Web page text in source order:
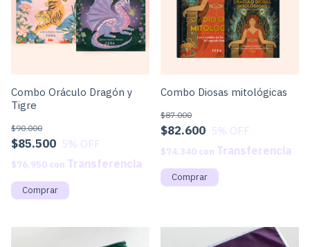
Combo Oráculo Dragón y
Tigre
$85.500
$90.000
5% OFF
$76.950 con
Combo Diosas mitológicas
$82.600
$87.000
5% OFF
$74.340 con